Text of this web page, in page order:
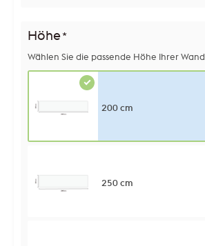
Höhe*
Wählen Sie die passende Höhe Ihrer Wand
200 cm
250 cm